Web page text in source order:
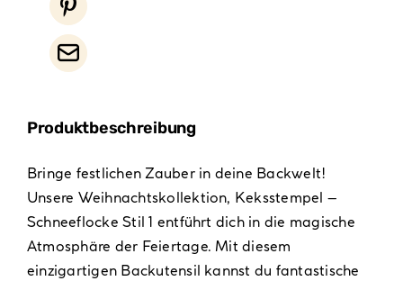
Produktbeschreibung
Bringe festlichen Zauber in deine Backwelt!
Unsere Weihnachtskollektion, Keksstempel –
Schneeflocke Stil 1 entführt dich in die magische
Atmosphäre der Feiertage. Mit diesem
einzigartigen Backutensil kannst du fantastische